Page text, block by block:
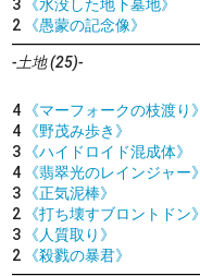
3
《水没した地下墓地》
2
《愚蒙の記念像》
-土地 (25)-
4
《マーフォークの枝渡り》
4
《野茂み歩き》
3
《ハイドロイド混成体》
4
《翡翠光のレインジャー》
3
《正気泥棒》
2
《打ち壊すブロントドン》
3
《人質取り》
2
《殺戮の暴君》